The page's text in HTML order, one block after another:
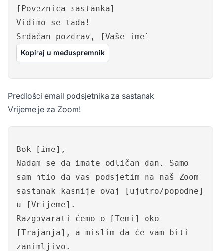
[Poveznica sastanka]
Vidimo se tada!
Srdačan pozdrav, [Vaše ime]
Kopiraj u međuspremnik
Predlošci email podsjetnika za sastanak
Vrijeme je za Zoom!
Bok [ime],
Nadam se da imate odličan dan. Samo
sam htio da vas podsjetim na naš Zoom
sastanak kasnije ovaj [ujutro/popodne]
u [Vrijeme].
Razgovarati ćemo o [Temi] oko
[Trajanja], a mislim da će vam biti
zanimljivo.